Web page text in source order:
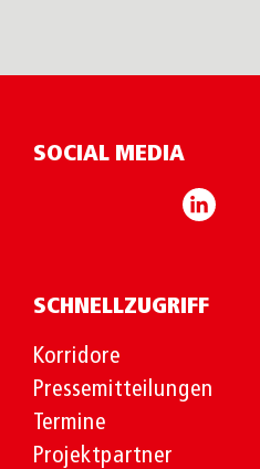
SOCIAL MEDIA
SCHNELLZUGRIFF
Korridore
Pressemitteilungen
Termine
Projektpartner